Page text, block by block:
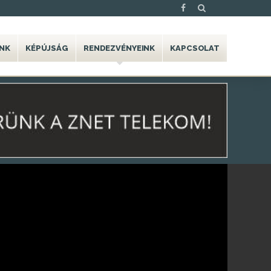
KÉPÚJSÁG RENDEZVÉNYEINK KAPCSOLAT